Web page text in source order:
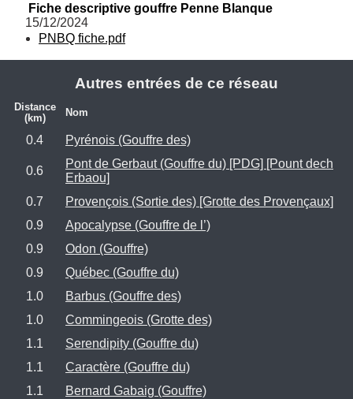
Fiche descriptive gouffre Penne Blanque
15/12/2024
PNBQ fiche.pdf
Autres entrées de ce réseau
Distance
(km)
Nom
0.4 Pyrénois (Gouffre des)
0.6
Pont de Gerbaut (Gouffre du) [PDG] [Pount dech
Erbaou]
0.7
Provençois (Sortie des) [Grotte des Provençaux]
0.9
Apocalypse (Gouffre de l’)
0.9
Odon (Gouffre)
0.9
Québec (Gouffre du)
1.0
Barbus (Gouffre des)
1.0
Commingeois (Grotte des)
1.1
Serendipity (Gouffre du)
1.1
Caractère (Gouffre du)
1.1
Bernard Gabaig (Gouffre)